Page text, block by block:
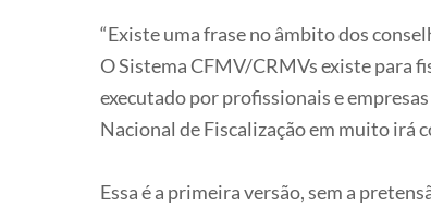
“Existe uma frase no âmbito dos
O Sistema CFMV/CRMVs existe para
executado por profissionais e
Nacional de Fiscalização em muito irá
Essa é a primeira versão, sem a